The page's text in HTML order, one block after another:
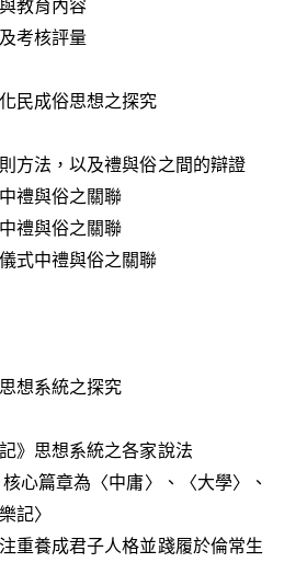
教育內容
考核評量
民成俗思想之探究
方法，以及禮與俗之間的辯證
禮與俗之關聯
禮與俗之關聯
式中禮與俗之關聯
想系統之探究
》思想系統之各家說法
心篇章為〈中庸〉、〈大學〉、
記〉
重養成君子人格並踐履於倫常生